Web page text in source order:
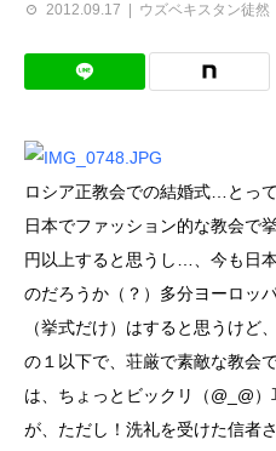
2012.09.17 ウズベキスタン徒然
ロシア正教会での結婚式…とっ
日本でファッション的な教会で
円以上すると思うし…、今も日
のだろうか（？）多分ヨーロッ
（挙式だけ）はすると思うけど
の１以下で、荘厳で素敵な教会
は、ちょっとビックリ（@_@
が、ただし！洗礼を受けた信者